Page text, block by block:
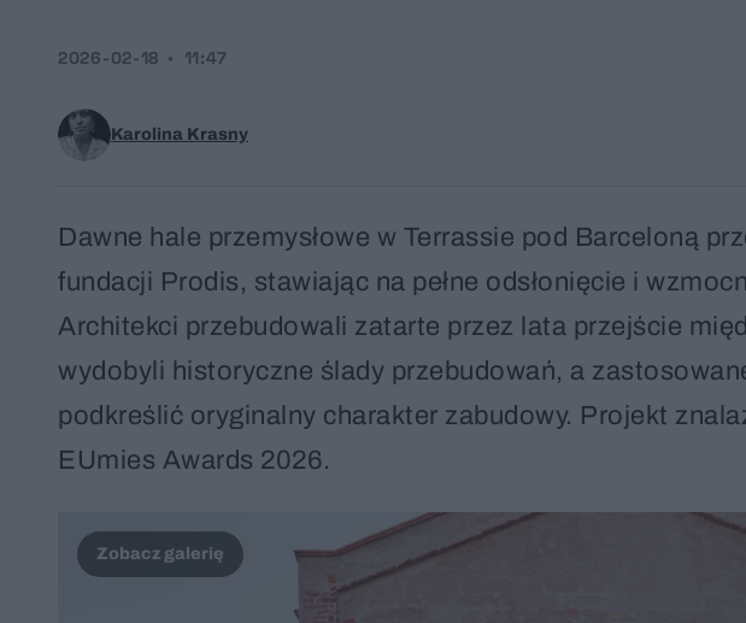
Karolina Krasny
2026-02-18 11:47
Dawne hale przemysłowe w Terrassie pod Barceloną
fundacji Prodis, stawiając na pełne odsłonięcie i
Architekci przebudowali zatarte przez lata przejście
wydobyli historyczne ślady przebudowań, a
podkreślić oryginalny charakter zabudowy. Projekt
EUmies Awards 2026.